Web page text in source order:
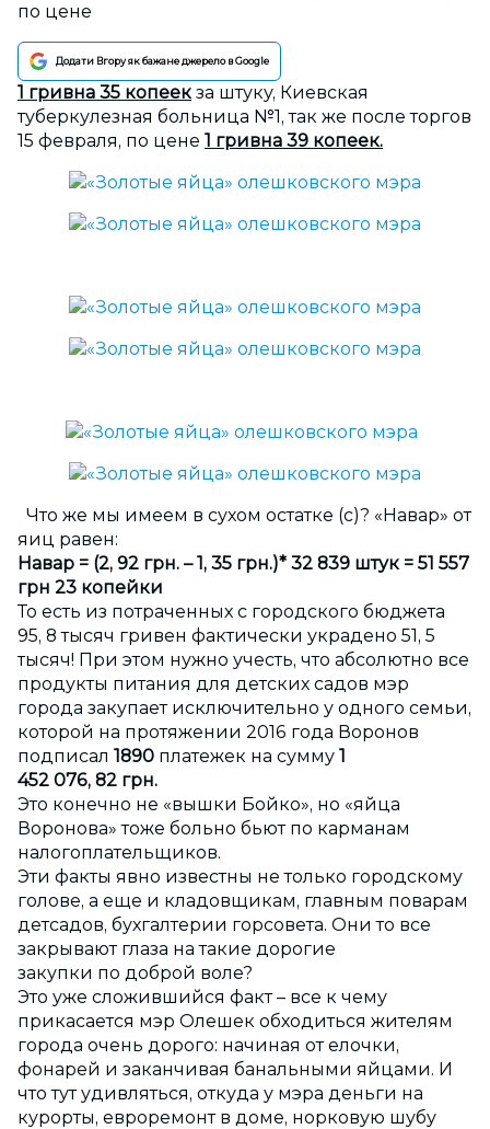
по цене
Додати Вгору як бажане джерело в Google
1 гривна 35 копеек за штуку, Киевская
туберкулезная больница №1, так же после торгов
15 февраля, по цене 1 гривна 39 копеек.
Что же мы имеем в сухом остатке (с)? «Навар» от
яиц равен:
Навар = (2, 92 грн. – 1, 35 грн.)* 32 839 штук = 51 557
грн 23 копейки
То есть из потраченных с городского бюджета
95, 8 тысяч гривен фактически украдено 51, 5
тысяч! При этом нужно учесть, что абсолютно все
продукты питания для детских садов мэр
города закупает исключительно у одного семьи,
которой на протяжении 2016 года Воронов
подписал 1890 платежек на сумму 1
452 076, 82 грн.
Это конечно не «вышки Бойко», но «яйца
Воронова» тоже больно бьют по карманам
налогоплательщиков.
Эти факты явно известны не только городскому
голове, а еще и кладовщикам, главным поварам
детсадов, бухгалтерии горсовета. Они то все
закрывают глаза на такие дорогие
закупки по доброй воле?
Это уже сложившийся факт – все к чему
прикасается мэр Олешек обходиться жителям
города очень дорого: начиная от елочки,
фонарей и заканчивая банальными яйцами. И
что тут удивляться, откуда у мэра деньги на
курорты, евроремонт в доме, норковую шубу